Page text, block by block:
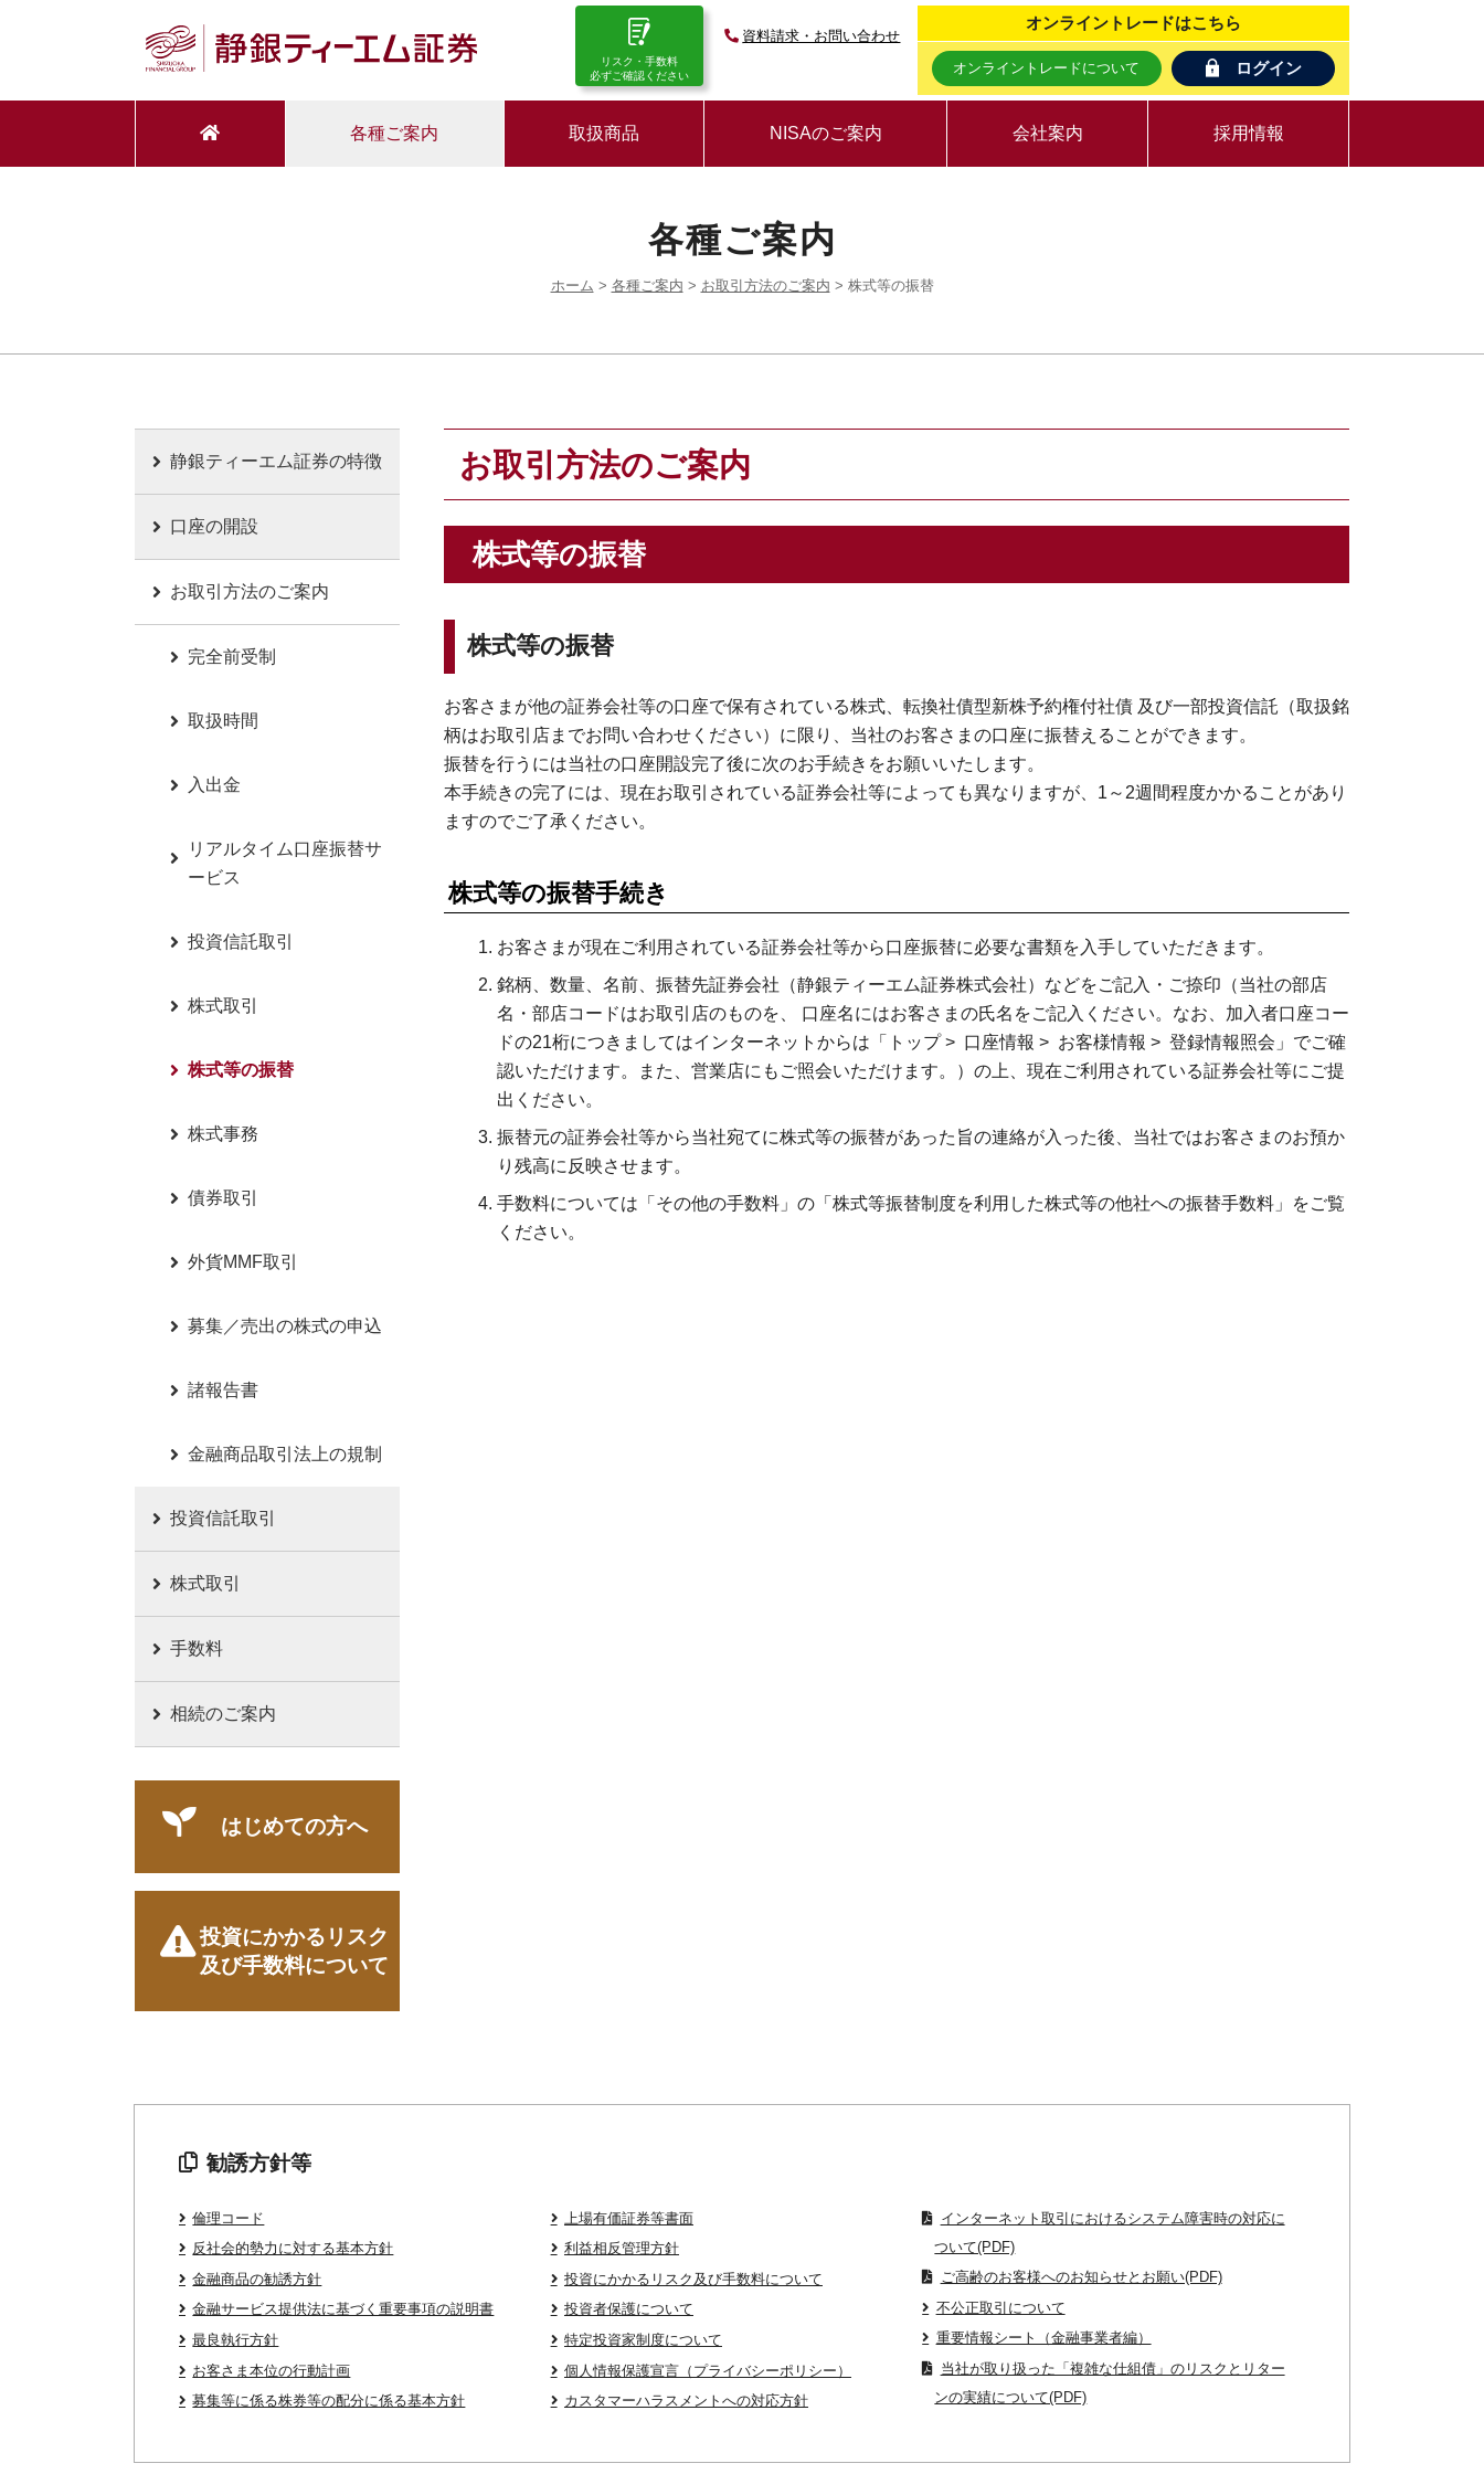
オンライントレードはこちら
オンライントレードについて ログイン
資料請求・お問い合わせ
リスク・手数料
必ずご確認ください
各種ご案内 取扱商品 NISAのご案内 会社案内 採用情報
各種ご案内
ホーム > 各種ご案内 > お取引方法のご案内 > 株式等の振替
お取引方法のご案内
株式等の振替
株式等の振替
お客さまが他の証券会社等の口座で保有されている株式、転換社債型新株予約権付社債 及び一部投資信託（取扱銘
柄はお取引店までお問い合わせください）に限り、当社のお客さまの口座に振替えることができます。
振替を行うには当社の口座開設完了後に次のお手続きをお願いいたします。
本手続きの完了には、現在お取引されている証券会社等によっても異なりますが、1～2週間程度かかることがあり
ますのでご了承ください。
株式等の振替手続き
お客さまが現在ご利用されている証券会社等から口座振替に必要な書類を入手していただきます。
銘柄、数量、名前、振替先証券会社（静銀ティーエム証券株式会社）などをご記入・ご捺印（当社の部店
名・部店コードはお取引店のものを、 口座名にはお客さまの氏名をご記入ください。なお、加入者口座コー
ドの21桁につきましてはインターネットからは「トップ > 口座情報 > お客様情報 > 登録情報照会」でご確
認いただけます。また、営業店にもご照会いただけます。）の上、現在ご利用されている証券会社等にご提
出ください。
振替元の証券会社等から当社宛てに株式等の振替があった旨の連絡が入った後、当社ではお客さまのお預か
り残高に反映させます。
手数料については「その他の手数料」の「株式等振替制度を利用した株式等の他社への振替手数料」をご覧
ください。
静銀ティーエム証券の特徴
口座の開設
お取引方法のご案内
完全前受制
取扱時間
入出金
リアルタイム口座振替サ
ービス
投資信託取引
株式取引
株式等の振替
株式事務
債券取引
外貨MMF取引
募集／売出の株式の申込
諸報告書
金融商品取引法上の規制
投資信託取引
株式取引
手数料
相続のご案内
はじめての方へ
投資にかかるリスク
及び手数料について
勧誘方針等
倫理コード
反社会的勢力に対する基本方針
金融商品の勧誘方針
金融サービス提供法に基づく重要事項の説明書
最良執行方針
お客さま本位の行動計画
募集等に係る株券等の配分に係る基本方針
上場有価証券等書面
利益相反管理方針
投資にかかるリスク及び手数料について
投資者保護について
特定投資家制度について
個人情報保護宣言（プライバシーポリシー）
カスタマーハラスメントへの対応方針
インターネット取引におけるシステム障害時の対応に
ついて(PDF)
ご高齢のお客様へのお知らせとお願い(PDF)
不公正取引について
重要情報シート（金融事業者編）
当社が取り扱った「複雑な仕組債」のリスクとリター
ンの実績について(PDF)